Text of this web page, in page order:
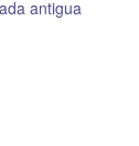
antigua